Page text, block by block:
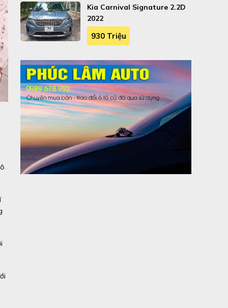
Kia Carnival Signature 2.2D
2022
930 Triệu